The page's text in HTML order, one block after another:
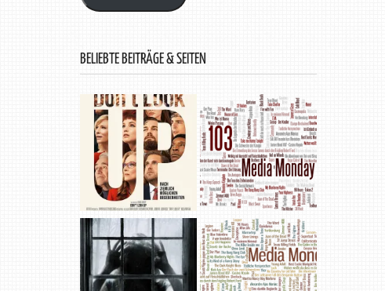
BELIEBTE BEITRÄGE & SEITEN